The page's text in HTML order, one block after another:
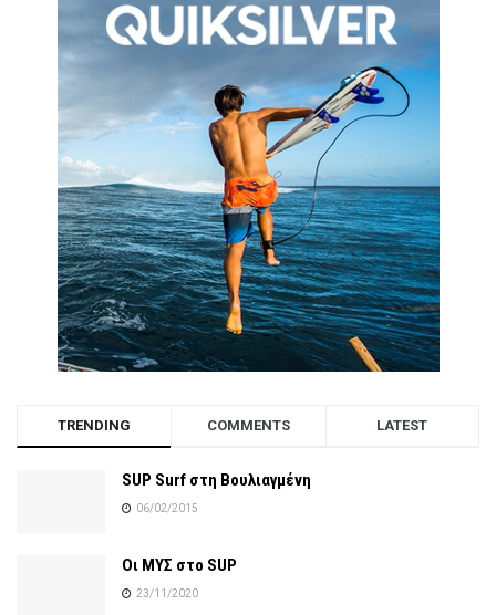
TRENDING COMMENTS LATEST
SUP Surf στη Βουλιαγμένη
06/02/2015
Οι ΜΥΣ στο SUP
23/11/2020